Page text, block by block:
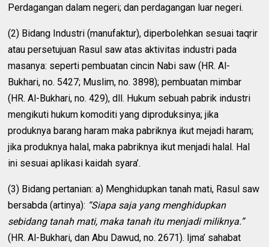
Perdagangan dalam negeri; dan perdagangan luar negeri.
(2) Bidang Industri (manufaktur), diperbolehkan sesuai taqrir
atau persetujuan Rasul saw atas aktivitas industri pada
masanya: seperti pembuatan cincin Nabi saw (HR. Al-
Bukhari, no. 5427; Muslim, no. 3898); pembuatan mimbar
(HR. Al-Bukhari, no. 429), dll. Hukum sebuah pabrik industri
mengikuti hukum komoditi yang diproduksinya; jika
produknya barang haram maka pabriknya ikut mejadi haram;
jika produknya halal, maka pabriknya ikut menjadi halal. Hal
ini sesuai aplikasi kaidah syara’.
(3) Bidang pertanian: a) Menghidupkan tanah mati, Rasul saw
bersabda (artinya): “Siapa saja yang menghidupkan
sebidang tanah mati, maka tanah itu menjadi miliknya.”
(HR. Al-Bukhari, dan Abu Dawud, no. 2671). Ijma’ sahabat